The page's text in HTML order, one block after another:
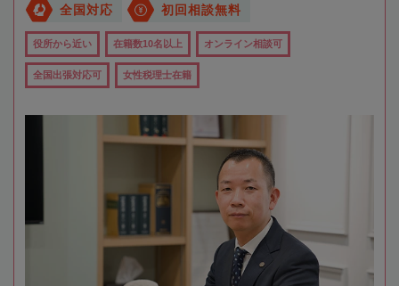
全国対応 初回相談無料
役所から近い 在籍数10名以上 オンライン相談可
全国出張対応可 女性税理士在籍